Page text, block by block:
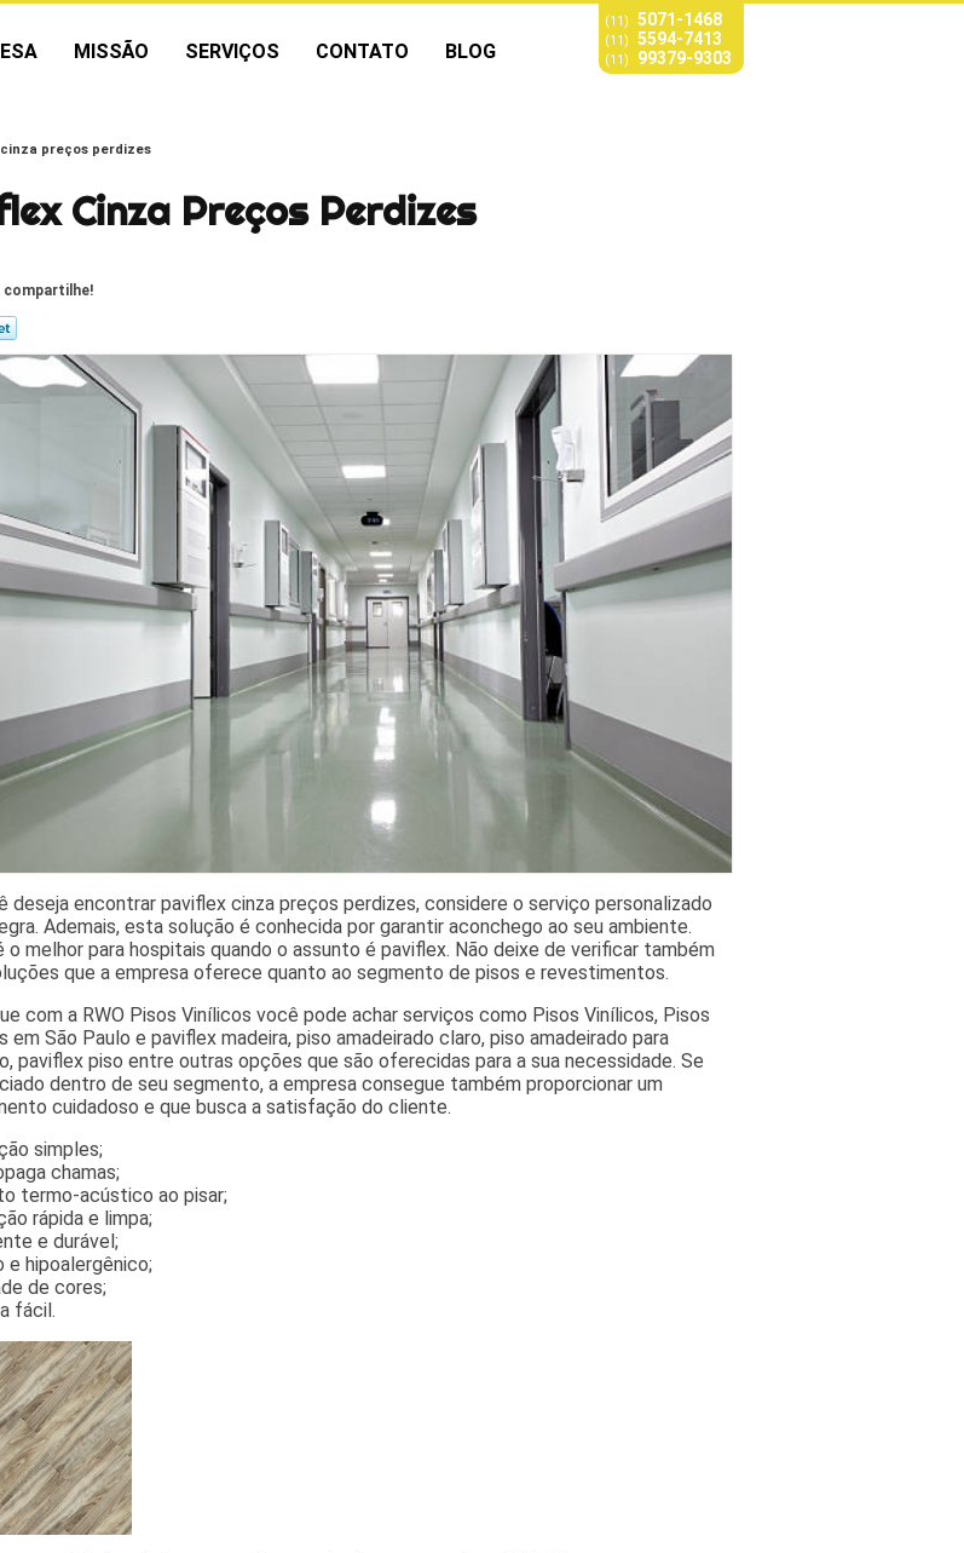
MISSÃO SERVIÇOS CONTATO BLOG
(11) 5071-1468
(11) 5594-7413
(11) 99379-9303
preços perdizes
Cinza Preços Perdizes
compartilhe!
deseja encontrar paviflex cinza preços perdizes, considere o serviço personalizado
Ademais, esta solução é conhecida por garantir aconchego ao seu ambiente.
o melhor para hospitais quando o assunto é paviflex. Não deixe de verificar também
que a empresa oferece quanto ao segmento de pisos e revestimentos.
com a RWO Pisos Vinílicos você pode achar serviços como Pisos Vinílicos, Pisos
em São Paulo e paviflex madeira, piso amadeirado claro, piso amadeirado para
paviflex piso entre outras opções que são oferecidas para a sua necessidade. Se
dentro de seu segmento, a empresa consegue também proporcionar um
cuidadoso e que busca a satisfação do cliente.
simples;
chamas;
termo-acústico ao pisar;
rápida e limpa;
e durável;
e hipoalergênico;
de cores;
fácil.